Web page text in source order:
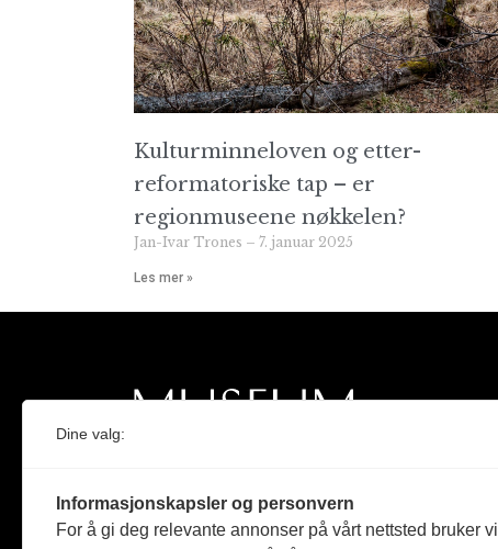
Kulturminneloven og etter-
reformatoriske tap – er
regionmuseene nøkkelen?
Jan-Ivar Trones 7. januar 2025
Les mer »
Medlem i Norsk tidsskriftforening og
Fagpressen
Dine valg:
Informasjonskapsler og personvern
For å gi deg relevante annonser på vårt nettsted bruker vi